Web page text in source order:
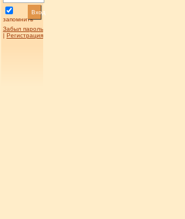
запомнить
Вход
Забыл пароль
| Регистрация